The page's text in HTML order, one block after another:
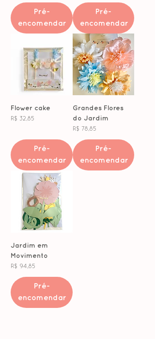
Pré-
encomendar
Pré-
encomendar
Flower cake
Preço
R$ 32,85
Pré-
encomendar
Grandes Flores
do Jardim
Preço
R$ 78,85
Pré-
encomendar
Jardim em
Movimento
Preço
R$ 94,85
Pré-
encomendar